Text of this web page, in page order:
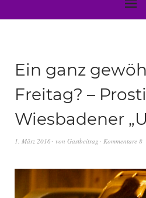
Ein ganz
Freitag? –
Wiesbadener
1. März 2016 von Gastbeitrag Kommentare 8